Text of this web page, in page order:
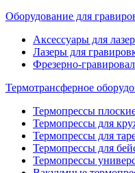
Оборудование для
Аксессуары для
Лазеры для
Фрезерно-
Термотрансферное
Термопрессы
Термопрессы для
Термопрессы для
Термопрессы для
Термопрессы